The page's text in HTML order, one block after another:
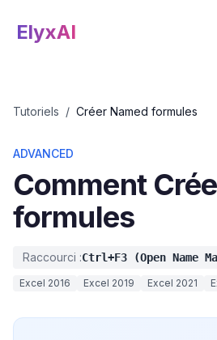
ElyxAI
Tutoriels / Créer Named formules
ADVANCED
Comment
formules
Raccourci :Ctrl+F3 (Open Name
Excel 2016 Excel 2019 Excel 2021